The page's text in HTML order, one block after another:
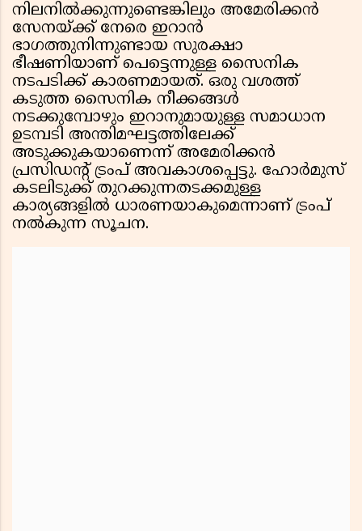
നിലനിൽക്കുന്നുണ്ടെങ്കിലും അമേരിക്കൻ
സേനയ്ക്ക് നേരെ ഇറാൻ
ഭാഗത്തുനിന്നുണ്ടായ സുരക്ഷാ
ഭീഷണിയാണ് പെട്ടെന്നുള്ള സൈനിക
നടപടിക്ക് കാരണമായത്. ഒരു വശത്ത്
കടുത്ത സൈനിക നീക്കങ്ങൾ
നടക്കുമ്പോഴും ഇറാനുമായുള്ള സമാധാന
ഉടമ്പടി അന്തിമഘട്ടത്തിലേക്ക്
അടുക്കുകയാണെന്ന് അമേരിക്കൻ
പ്രസിഡന്റ് ട്രംപ് അവകാശപ്പെട്ടു. ഹോർമുസ്
കടലിടുക്ക് തുറക്കുന്നതടക്കമുള്ള
കാര്യങ്ങളിൽ ധാരണയാകുമെന്നാണ് ട്രംപ്
നൽകുന്ന സൂചന.